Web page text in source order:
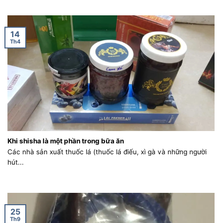
Khi shisha là một phần trong bữa ăn
Các nhà sản xuất thuốc lá (thuốc lá điếu, xì gà và những người
hút...
14
Th4
25
Th9